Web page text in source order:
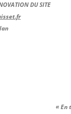
DU SITE
« En